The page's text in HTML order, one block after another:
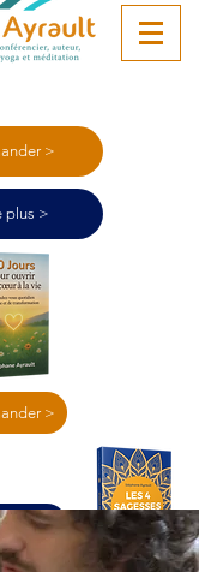
>
plus >
>
plus >